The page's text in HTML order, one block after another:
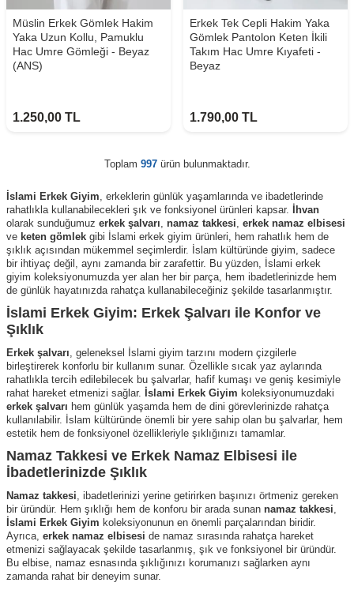
Müslin Erkek Gömlek Hakim
Yaka Uzun Kollu, Pamuklu
Hac Umre Gömleği - Beyaz
(ANS)
1.250,00 TL
Erkek Tek Cepli Hakim Yaka
Gömlek Pantolon Keten İkili
Takım Hac Umre Kıyafeti -
Beyaz
1.790,00 TL
Toplam 997ürün bulunmaktadır.
İslami Erkek Giyim, erkeklerin günlük yaşamlarında ve ibadetlerinde
rahatlıkla kullanabilecekleri şık ve fonksiyonel ürünleri kapsar.
İhvan
olarak sunduğumuz erkek şalvarı, namaz takkesi, erkek namaz elbisesi
ve keten gömlek gibi İslami erkek giyim ürünleri, hem rahatlık hem de
şıklık açısından mükemmel seçimlerdir. İslam kültüründe giyim, sadece
bir ihtiyaç değil, aynı zamanda bir zarafettir. Bu yüzden, İslami erkek
giyim koleksiyonumuzda yer alan her bir parça, hem ibadetlerinizde hem
de günlük hayatınızda rahatça kullanabileceğiniz şekilde tasarlanmıştır.
İslami Erkek Giyim: Erkek Şalvarı ile Konfor ve
Şıklık
Erkek şalvarı, geleneksel İslami giyim tarzını modern çizgilerle
birleştirerek konforlu bir kullanım sunar. Özellikle sıcak yaz aylarında
rahatlıkla tercih edilebilecek bu şalvarlar, hafif kumaşı ve geniş kesimiyle
rahat hareket etmenizi sağlar. İslami Erkek Giyim koleksiyonumuzdaki
erkek şalvarı hem günlük yaşamda hem de dini görevlerinizde rahatça
kullanılabilir. İslam kültüründe önemli bir yere sahip olan bu şalvarlar, hem
estetik hem de fonksiyonel özellikleriyle şıklığınızı tamamlar.
Namaz Takkesi ve Erkek Namaz Elbisesi ile
İbadetlerinizde Şıklık
Namaz takkesi, ibadetlerinizi yerine getirirken başınızı örtmeniz gereken
bir üründür. Hem şıklığı hem de konforu bir arada sunan namaz takkesi,
İslami Erkek Giyim koleksiyonunun en önemli parçalarından biridir.
Ayrıca, erkek namaz elbisesi de namaz sırasında rahatça hareket
etmenizi sağlayacak şekilde tasarlanmış, şık ve fonksiyonel bir üründür.
Bu elbise, namaz esnasında şıklığınızı korumanızı sağlarken aynı
zamanda rahat bir deneyim sunar.